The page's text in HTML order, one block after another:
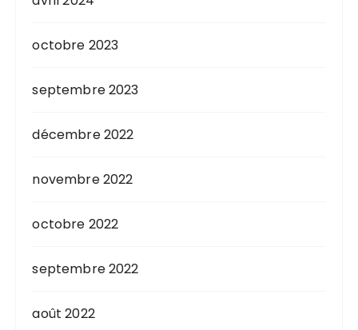
octobre 2023
septembre 2023
décembre 2022
novembre 2022
octobre 2022
septembre 2022
août 2022